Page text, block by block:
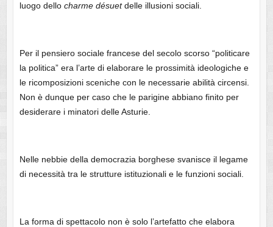
luogo dello charme désuetdelle illusioni sociali.
Per il pensiero sociale francese del secolo scorso “politicare
la politica” era l’arte di elaborare le prossimità ideologiche e
le ricomposizioni sceniche con le necessarie abilità circensi.
Non è dunque per caso che le parigine abbiano finito per
desiderare i minatori delle Asturie.
Nelle nebbie della democrazia borghese svanisce il legame
di necessità tra le strutture istituzionali e le funzioni sociali.
La forma di spettacolo non è solo l’artefatto che elabora